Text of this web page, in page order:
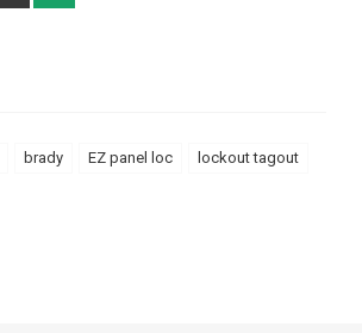
brady EZ panel loc lockout tagout